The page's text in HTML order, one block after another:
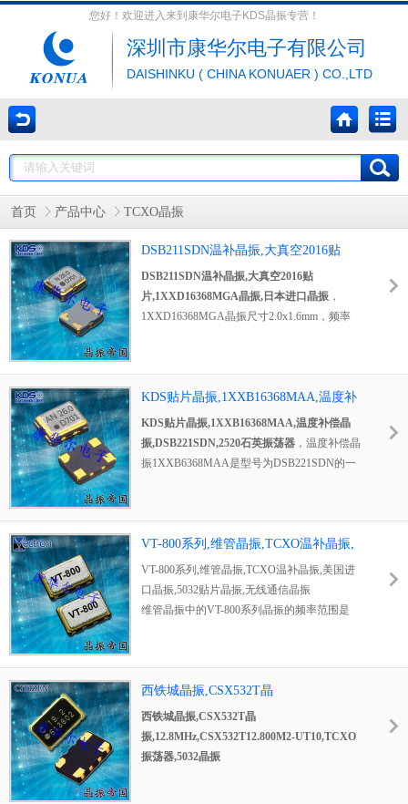
您好！欢迎进入来到康华尔电子KDS晶振专营！
深圳市康华尔电子有限公司
DAISHINKU ( CHINA KONUAER ) CO.,LTD
首页 产品中心 TCXO晶振
DSB211SDN温补晶振,大真空2016贴
片,1XXD16368MGA晶振,日本进口晶振
DSB211SDN温补晶振,大真空2016贴
片,1XXD16368MGA晶振,日本进口晶振 ，
1XXD16368MGA晶振尺寸2.0x1.6mm，频率
振荡器，温补有源晶振，TCXO晶体振荡器，
温度补偿晶体振荡器，贴片温补晶振，石英温
补晶振，高性能温补晶振，高质量温补晶振，
低损耗温补晶振，低耗能温补晶振，低耗能温
补晶振，低相位温补晶振，低相噪温补晶振，
晶振，具有低相位低相噪的特点。
KDS贴片晶振,1XXB16368MAA,温度补
偿晶振,DSB221SDN,2520石英振荡器
KDS贴片晶振,1XXB16368MAA,温度补偿晶
振,DSB221SDN,2520石英振荡器 ，温度补偿晶
振1XXB6368MAA是型号为DSB221SDN的一
支持低电压，低相位噪声，单体结构，多用于
智能手机，GPS/GNSS、工业用通信设备等。
贴片晶振本身体积小,超薄型石英晶体谐振器,
特别适用于有目前高速发展的高端电子数码产
品,因为晶振本身小型化需求的市场领域,小型?
无线电话,卫星导航HDD, SSD, USB, Blu-ray等
VT-800系列,维管晶振,TCXO温补晶振,
美国进口晶振,5032贴片晶振,无线通信晶
振
VT-800系列,维管晶振,TCXO温补晶振,美国进
口晶振,5032贴片晶振,无线通信晶振
维管晶振中的VT-800系列晶振的频率范围是
口晶振的尺寸是5.0 x 3.2mm，为5032贴片晶
振，输出方式为Clipped Sine Wave，产品符合
RoHS指令，并完全兼容无铅组装，适用于无
线通信，基站，点对点无线电，测试设备，宽
带接入等。温度补偿晶体振荡器又称温补晶
西铁城晶振,CSX532T晶
振,12.8MHz,CSX532T12.800M2-
UT10,TCXO振荡器,5032晶振
西铁城晶振,CSX532T晶
振,12.8MHz,CSX532T12.800M2-UT10,TCXO
振荡器,5032晶振